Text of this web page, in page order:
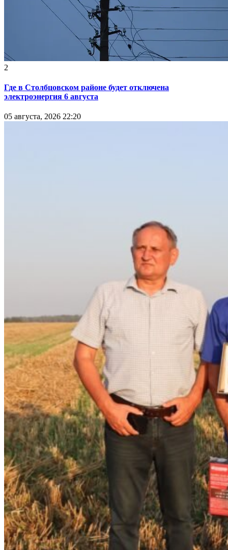
2
Где в Столбцовском районе будет отключена
электроэнергия 6 августа
05 августа, 2026 22:20